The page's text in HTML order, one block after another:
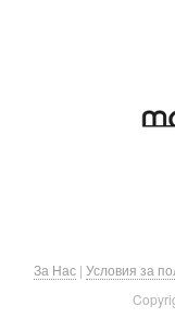
За Нас | Условия за